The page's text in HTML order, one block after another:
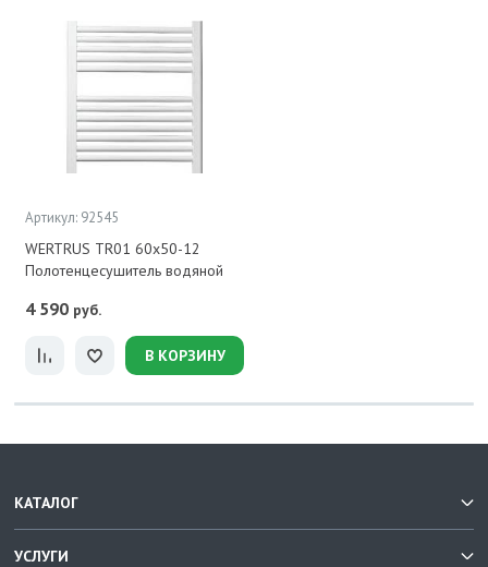
Артикул: 92545
WERTRUS TR01 60х50-12
Полотенцесушитель водяной
4 590 руб.
В КОРЗИНУ
КАТАЛОГ
УСЛУГИ